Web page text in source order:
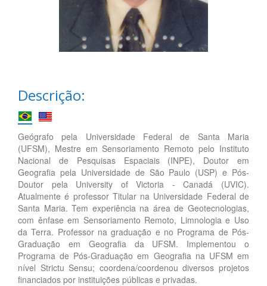
Descrição:
Geógrafo pela Universidade Federal de Santa Maria
(UFSM), Mestre em Sensoriamento Remoto pelo Instituto
Nacional de Pesquisas Espaciais (INPE), Doutor em
Geografia pela Universidade de São Paulo (USP) e Pós-
Doutor pela University of Victoria - Canadá (UVIC).
Atualmente é professor Titular na Universidade Federal de
Santa Maria. Tem experiência na área de Geotecnologias,
com ênfase em Sensoriamento Remoto, Limnologia e Uso
da Terra. Professor na graduação e no Programa de Pós-
Graduação em Geografia da UFSM. Implementou o
Programa de Pós-Graduação em Geografia na UFSM em
nível Strictu Sensu; coordena/coordenou diversos projetos
financiados por instituições públicas e privadas.